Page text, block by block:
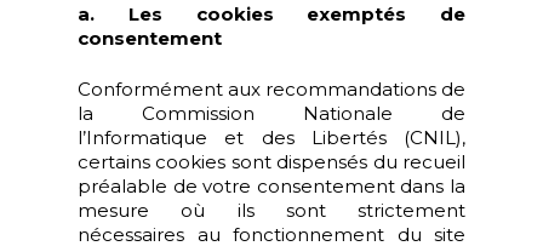
a. Les cookies exemptés de
consentement
Conformément aux recommandations de
la Commission Nationale de
l’Informatique et des Libertés (CNIL),
certains cookies sont dispensés du recueil
préalable de votre consentement dans la
mesure où ils sont strictement
nécessaires au fonctionnement du site